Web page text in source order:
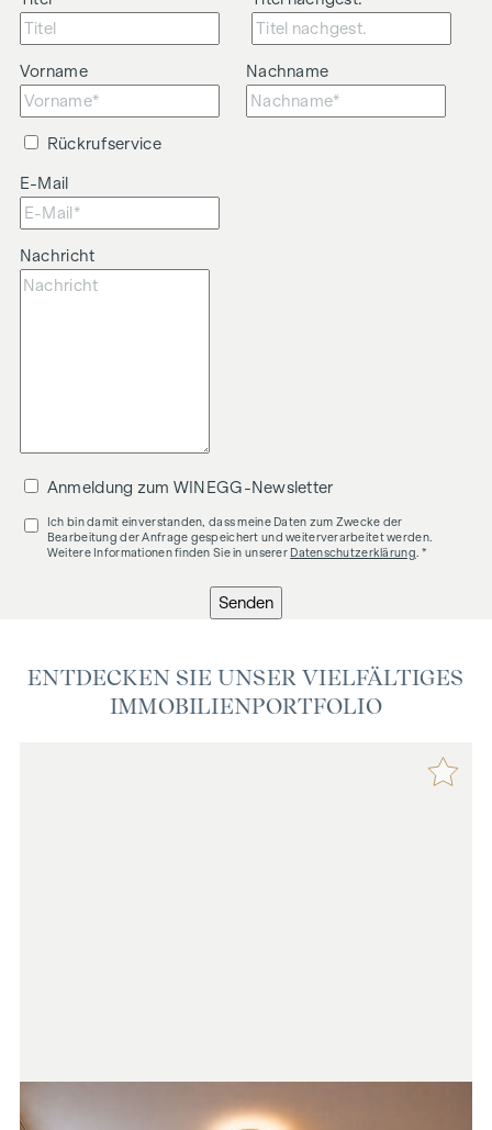
Vorname Nachname
Rückrufservice
E-Mail
Nachricht
Anmeldung zum WINEGG-Newsletter
Ich bin damit einverstanden, dass meine Daten zum Zwecke der
Bearbeitung der Anfrage gespeichert und weiterverarbeitet werden.
Weitere Informationen finden Sie in unserer Datenschutzerklärung . *
Senden
ENTDECKEN SIE UNSER VIELFÄLTIGES
IMMOBILIENPORTFOLIO